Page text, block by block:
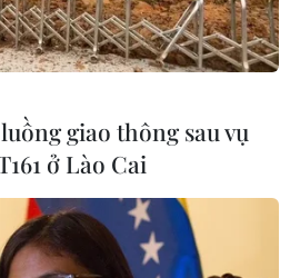
giao thông sau vụ
ở Lào Cai